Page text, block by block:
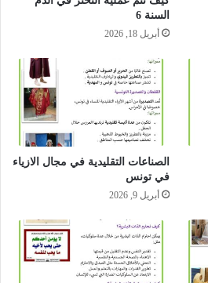
السنة 6
أبريل 18, 2026
الصناعات التقليدية في مجال الازياء
في تونس
أبريل 9, 2026